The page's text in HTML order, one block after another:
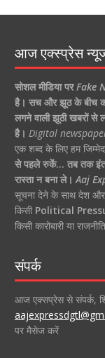
आज एक्स्प्रेस
सोशल मीडिया पर Fake
है। सच और झूठ के बीच
लगने वाली झूठी खबरों से
है। Digital
एक शब्द के लिए हम
से पहले रुकें… तब तक
रास्ता न बना ले। Aaj
सूचना देने के साथ देश और
किसी Political
किसी कारोबारी या
संपर्क
आज एक्सप्रेस से संपर्क,
पर मैसेज करें